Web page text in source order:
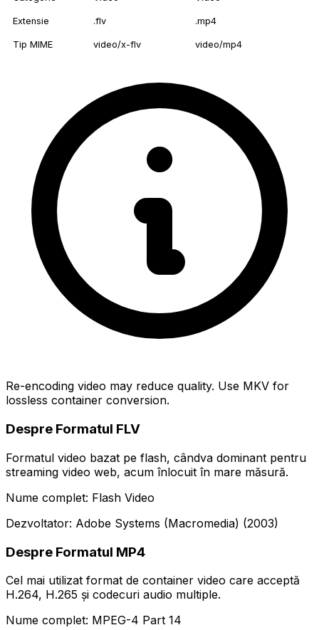
Extensie .flv .mp4
Tip MIME video/x-flv video/mp4
Re-encoding video may reduce quality. Use MKV for
lossless container conversion.
Despre Formatul FLV
Formatul video bazat pe flash, cândva dominant pentru
streaming video web, acum înlocuit în mare măsură.
Nume complet: Flash Video
Dezvoltator: Adobe Systems (Macromedia) (2003)
Despre Formatul MP4
Cel mai utilizat format de container video care acceptă
H.264, H.265 și codecuri audio multiple.
Nume complet: MPEG-4 Part 14